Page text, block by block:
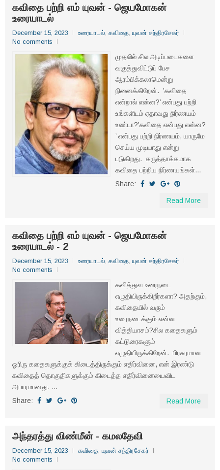
கவிதை பற்றி எம் யுவன் - ஜெயமோகன்
உரையாடல்
December 15, 2023 உரையாடல், கவிதை, யுவன் சந்திரசேகர்
No comments
முதலில் சில அடிப்படைகளை
வகுத்துவிட்டுப் பேச
ஆரம்பிக்கலாமென்று
நினைக்கிறேன். ’கவிதை
என்றால் என்ன?’ என்பது பற்றி
உங்களிடம் ஏதாவது நிர்ணயம்
உண்டா?’கவிதை என்பது என்ன?
’ என்பது பற்றி நிர்ணயம், யாருமே
செய்ய முடியாது என்று
படுகிறது. கருத்தாக்கமாக
கவிதை பற்றிய நிர்ணயங்கள்...
Share:
Read More
கவிதை பற்றி எம் யுவன் - ஜெயமோகன்
உரையாடல் - 2
December 15, 2023 உரையாடல், கவிதை, யுவன் சந்திரசேகர்
No comments
கவித்துவ உரைநடை
எழுதியிருக்கிறீர்களா? அதற்கும்,
கவிதையில் வரும்
உரைநடைக்கும் என்ன
வித்தியாசம்?சில கதைகளும்
கட்டுரைகளும்
எழுதியிருக்கிறேன். பிரசுரமான
ஓரிரு கதைகளுக்குக் கிடைத்திருக்கும் எதிர்வினை, என் இரண்டு
கவிதைத் தொகுதிகளுக்கும் கிடைத்த எதிர்வினையைவிட
அபாரமானது. ...
Share:
Read More
அந்தரத்து விண்மீன் - கமலதேவி
December 15, 2023 கவிதை, யுவன் சந்திரசேகர்
No comments